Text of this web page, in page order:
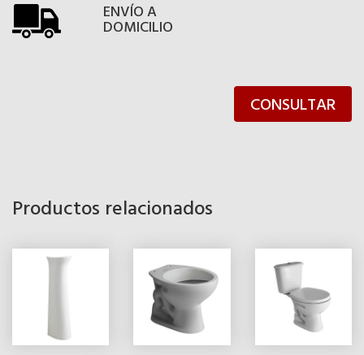
ENVÍO A
DOMICILIO
CONSULTAR
Productos relacionados